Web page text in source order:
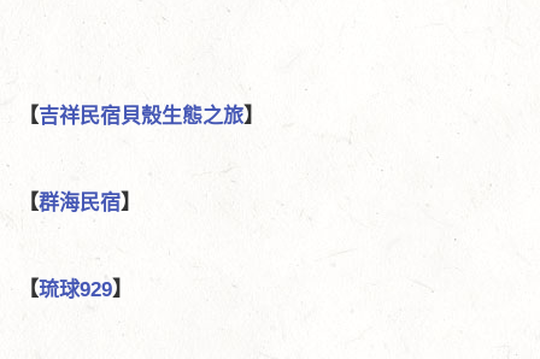
【吉祥民宿貝殼生態之旅】
【群海民宿】
【琉球929】